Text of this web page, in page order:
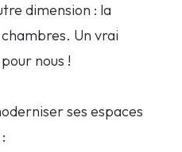
dimension : la
Un vrai
nous !
ses espaces
: